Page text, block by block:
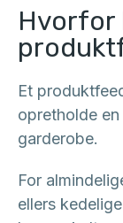
Hvorfor
Et
opretholde
garderobe.
For
ellers